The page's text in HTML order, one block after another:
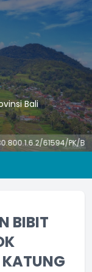
Bali
61594/PK/BKPSDM
BIBIT